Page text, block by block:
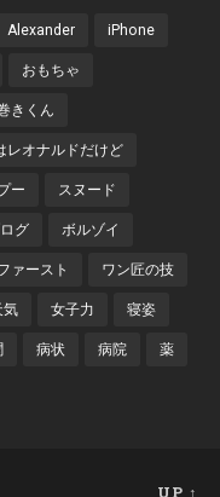
Alexander iPhone
おもちゃ
きくん
レオナルドだけど
ー スヌード
グ ボルゾイ
ァースト ワン匠の技
気 女子力 寝姿
病状 病院 薬
UP ↑